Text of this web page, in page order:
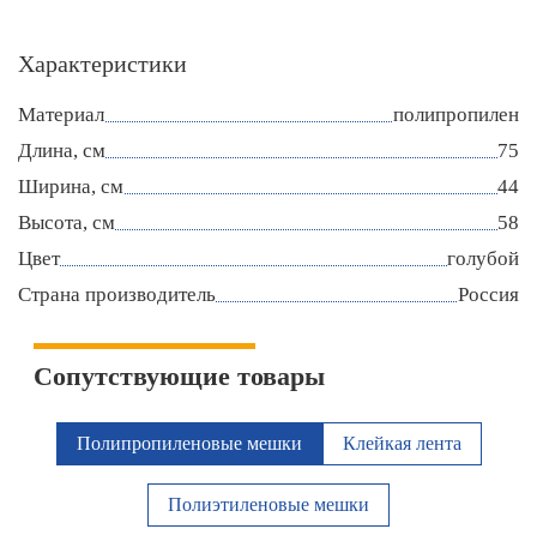
Характеристики
Материал
полипропилен
Длина, см
75
Ширина, см
44
Высота, см
58
Цвет
голубой
Страна производитель
Россия
Сопутствующие товары
Полипропиленовые мешки Клейкая лента
Полиэтиленовые мешки